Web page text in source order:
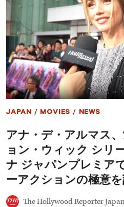
ス
主
演
『バ
レ
リ
ー
ナ：
THE
WORLD
OF
WICK』
VIDEO
速
配
信
決
豪
JAPAN / MOVIES / NEWS
アナ・デ・アルマス
ョン・ウィック シリ
ナ ジャパンプレミア
ーアクションの極意
The Hollywood Reporter